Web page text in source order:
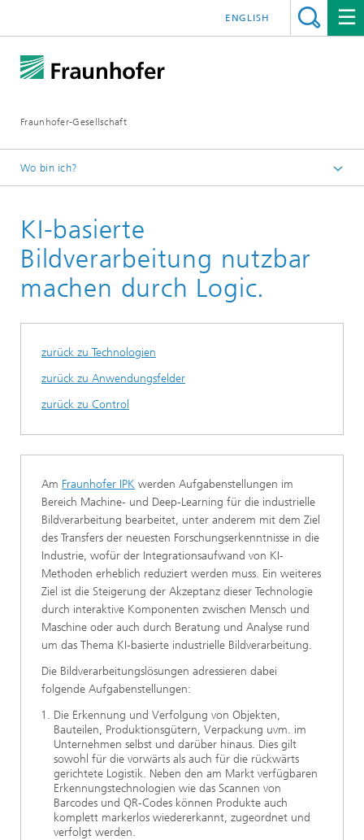
Fraunhofer-Gesellschaft
ENGLISH
Wo bin ich?
Technologien und Anwendungen
Technologien
KI-basierte
Bildverarbeitung nutzbar
machen durch Logic.
zurück zu Technologien
zurück zu Anwendungsfelder
zurück zu Control
Am Fraunhofer IPK werden Aufgabenstellungen im
Bereich Machine- und Deep-Learning für die industrielle
Bildverarbeitung bearbeitet, unter anderem mit dem Ziel
des Transfers der neuesten Forschungserkenntnisse in die
Industrie, wofür der Integrationsaufwand von KI-
Methoden erheblich reduziert werden muss. Ein weiteres
Ziel ist die Steigerung der Akzeptanz dieser Technologie
durch interaktive Komponenten zwischen Mensch und
Maschine oder auch durch Beratung und Analyse rund
um das Thema KI-basierte industrielle Bildverarbeitung.
Die Bildverarbeitungslösungen adressieren dabei
folgende Aufgabenstellungen:
Die Erkennung und Verfolgung von Objekten,
Bauteilen, Produktionsgütern, Verpackung uvm. im
Unternehmen selbst und darüber hinaus. Dies gilt
sowohl für die vorwärts als auch für die rückwärts
gerichtete Logistik. Neben den am Markt verfügbaren
Erkennungstechnologien wie das Scannen von
Barcodes und QR-Codes können Produkte auch
komplett markerlos wiedererkannt, zugeordnet und
verfolgt werden.